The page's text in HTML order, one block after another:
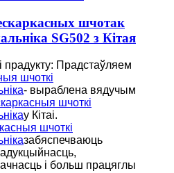
шчотак
SG502 з Кітая
прадукту: Прадстаўляем
шчоткі
- выраблена вядучым
шчоткі
у Кітаі.
шчоткі
забяспечваюць
і больш працяглы